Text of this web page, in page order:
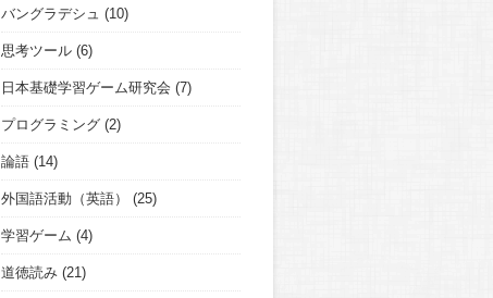
バングラデシュ (10)
思考ツール (6)
日本基礎学習ゲーム研究会 (7)
プログラミング (2)
論語 (14)
外国語活動（英語） (25)
学習ゲーム (4)
道徳読み (21)